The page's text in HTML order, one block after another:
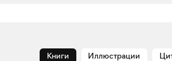
Книги Иллюстрации